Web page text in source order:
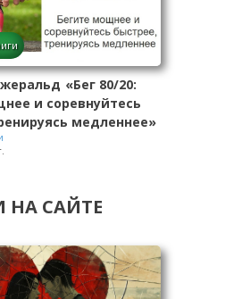
«Бег 80/20:
и соревнуйтесь
медленнее»
НА САЙТЕ